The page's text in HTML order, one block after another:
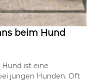
beim Hund
Hund ist eine
jungen Hunden. Oft